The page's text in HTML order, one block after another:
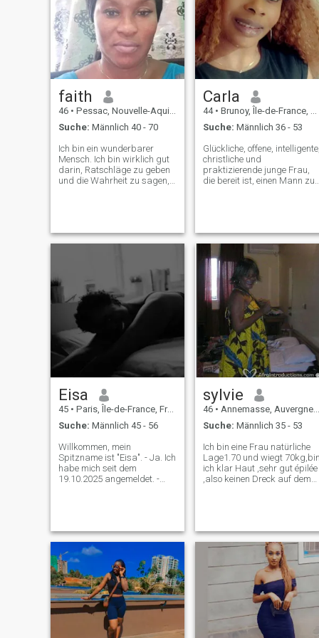
faith
46 • Pessac, Nouvelle-Aquitaine, Frankreich
Suche: Männlich 40 - 70
Ich bin ein wunderbarer
Mensch. Ich bin wirklich gut
darin, Ratschläge zu geben
und die Wahrheit zu sagen,
Ich bin auch toll mit Kindern.
Ich verbringe gern Zeit mit
Qualität hilft mir in der
Bibliothek, wo ich an den
meisten Wochenenden
freiwillig arbeite.
Carla
44 • Brunoy, Île-de-France, Frankreich
Suche: Männlich 36 - 53
Glückliche, offene, intelligente,
christliche und
praktizierende junge Frau,
die bereit ist, einen Mann zu
allem, was wir besprechen
werden.
Eisa
45 • Paris, Île-de-France, Frankreich
Suche: Männlich 45 - 56
Willkommen, mein
Spitzname ist "Eisa". - Ja. Ich
habe mich seit dem
19.10.2025 angemeldet. -
geben. Ich habe ein ziemlich
sanftes Temperament und
bin in manchen Situationen
etwas scharf. Ich bin
neugierig auf so vieles, dass
ich mir vorstellen kann. Ich
genieße es, mit höflichen,
liebenswerten, zärtlichen,
intelligenten, toleranten,
aufgeschlossenen Leuten
sylvie
46 • Annemasse, Auvergne-Rhône-Alpes, Frankreich
Suche: Männlich 35 - 53
Ich bin eine Frau natürliche
Lage1.70 und wiegt 70kg,bin
ich klar Haut ,sehr gut épilée
,also keinen Dreck auf dem
lamour,alorssssssss usw.
sei ...